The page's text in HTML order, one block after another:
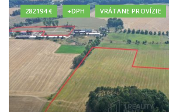
282194 € +DPH VRÁTANE PROVÍZIE